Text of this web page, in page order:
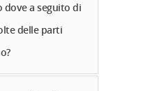
a seguito di
delle parti